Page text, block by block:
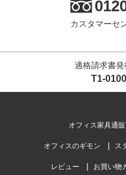
カスタマーセ
適格請求書
T1-
オフィス家具通
オフィスのギモン ス
レビュー お買い物